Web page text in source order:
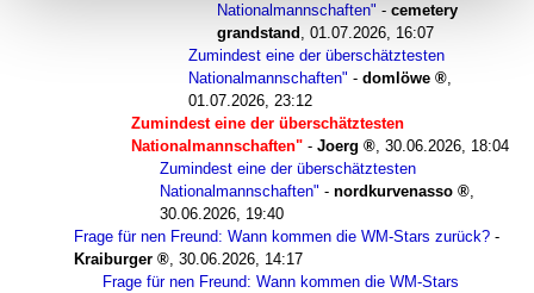
Nationalmannschaften" - cemetery
grandstand , 01.07.2026, 16:07
Zumindest eine der überschätztesten
Nationalmannschaften" - domlöwe
,
01.07.2026, 23:12
Zumindest eine der überschätztesten
Nationalmannschaften" - Joerg , 30.06.2026, 18:04
Zumindest eine der überschätztesten
Nationalmannschaften" - nordkurvenasso
,
30.06.2026, 19:40
Frage für nen Freund: Wann kommen die WM-Stars zurück? -
Kraiburger
, 30.06.2026, 14:17
Frage für nen Freund: Wann kommen die WM-Stars